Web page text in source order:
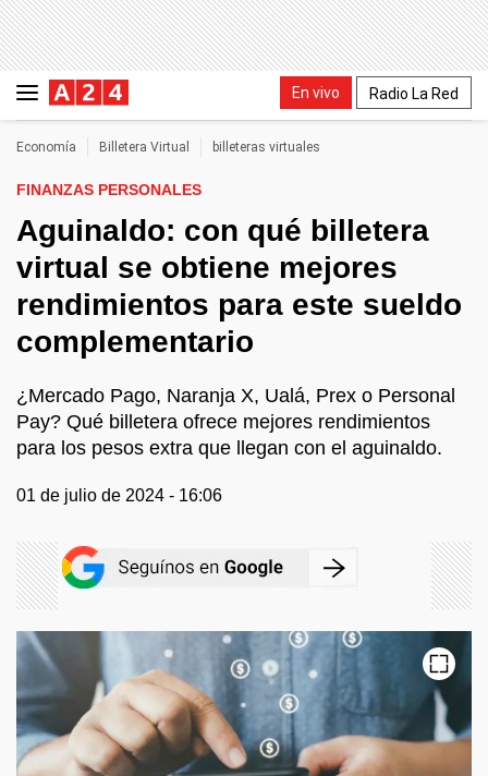
En vivo Radio La Red
Economía Billetera Virtual billeteras virtuales
FINANZAS PERSONALES
Aguinaldo: con qué billetera
virtual se obtiene mejores
rendimientos para este sueldo
complementario
¿Mercado Pago, Naranja X, Ualá, Prex o Personal
Pay? Qué billetera ofrece mejores rendimientos
para los pesos extra que llegan con el aguinaldo.
01 de julio de 2024 - 16:06